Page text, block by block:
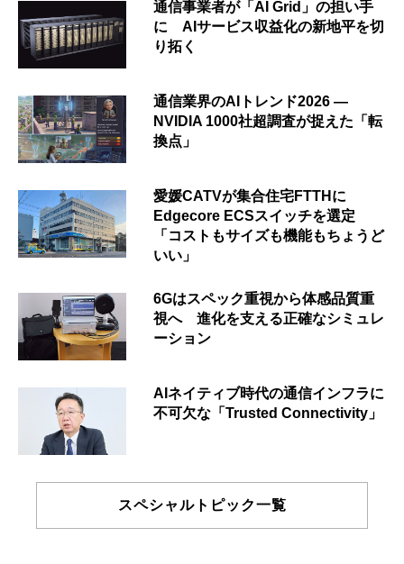
通信事業者が「AI Grid」の担い手
に AIサービス収益化の新地平を切
り拓く
通信業界のAIトレンド2026 ―
NVIDIA 1000社超調査が捉えた「転
換点」
愛媛CATVが集合住宅FTTHに
Edgecore ECSスイッチを選定
「コストもサイズも機能もちょうど
いい」
6Gはスペック重視から体感品質重
視へ 進化を支える正確なシミュレ
ーション
AIネイティブ時代の通信インフラに
不可欠な「Trusted Connectivity」
スペシャルトピック一覧